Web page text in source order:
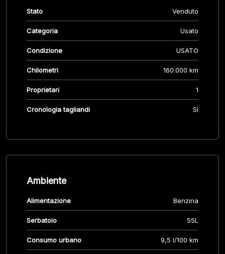
Stato Venduto
Categoria Usato
Condizione USATO
Chilometri 160.000 km
Proprietari 1
Cronologia tagliandi Sì
Ambiente
Alimentazione Benzina
Serbatoio 55L
Consumo urbano 9,5 l/100 km